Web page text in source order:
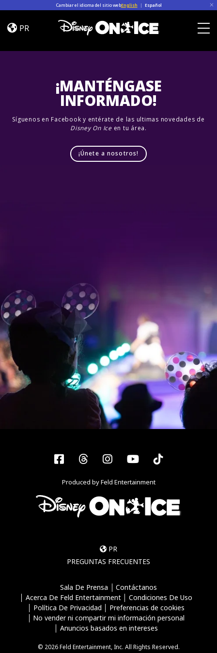
Cambiar el idioma del sitio webEnglish | Español
Road
Trip
PR
¡MANTÉNGASE
INFORMADO!
Síguenos en Facebook y entérate de las ultimas novedades de
Disney On Iceen tu área.
¡Únete a nosotros!
Facebook
ThreadsInstagram
YouTubeTiktok
Produced by Feld Entertainment
PR
PREGUNTAS FRECUENTES
Sala De Prensa
Contáctanos
Acerca De Feld Entertainment
Condiciones De Uso
Política De Privacidad
Preferencias de cookies
No vender ni compartir mi información personal
Anuncios basados en intereses
© 2026 Feld Entertainment, Inc. All Rights Reserved.